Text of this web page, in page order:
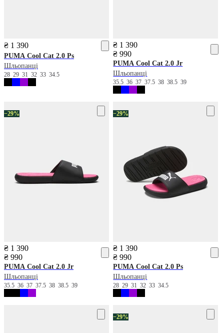
₴ 1 390
PUMA Cool Cat 2.0 Ps
Шльопанці
28 29 31 32 33 34.5
₴ 1 390
₴ 990
PUMA Cool Cat 2.0 Jr
Шльопанці
35.5363737.53838.539
−29%
₴ 1 390
₴ 990
PUMA Cool Cat 2.0 Jr
Шльопанці
35.5 36 37 37.5 38 38.5 39
−29%
₴ 1 390
₴ 990
PUMA Cool Cat 2.0 Ps
Шльопанці
282931323334.5
−29%